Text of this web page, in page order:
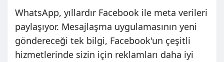
WhatsApp, yıllardır Facebook ile meta verileri
paylaşıyor. Mesajlaşma uygulamasının yeni
göndereceği tek bilgi, Facebook'un çeşitli
hizmetlerinde sizin için reklamları daha iyi